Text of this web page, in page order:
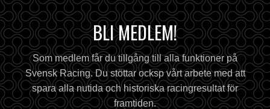
BLI MEDLEM!
Som medlem får du tillgång till alla funktioner på
Svensk Racing. Du stöttar ocksp vårt arbete med att
spara alla nutida och historiska racingresultat för
framtiden.